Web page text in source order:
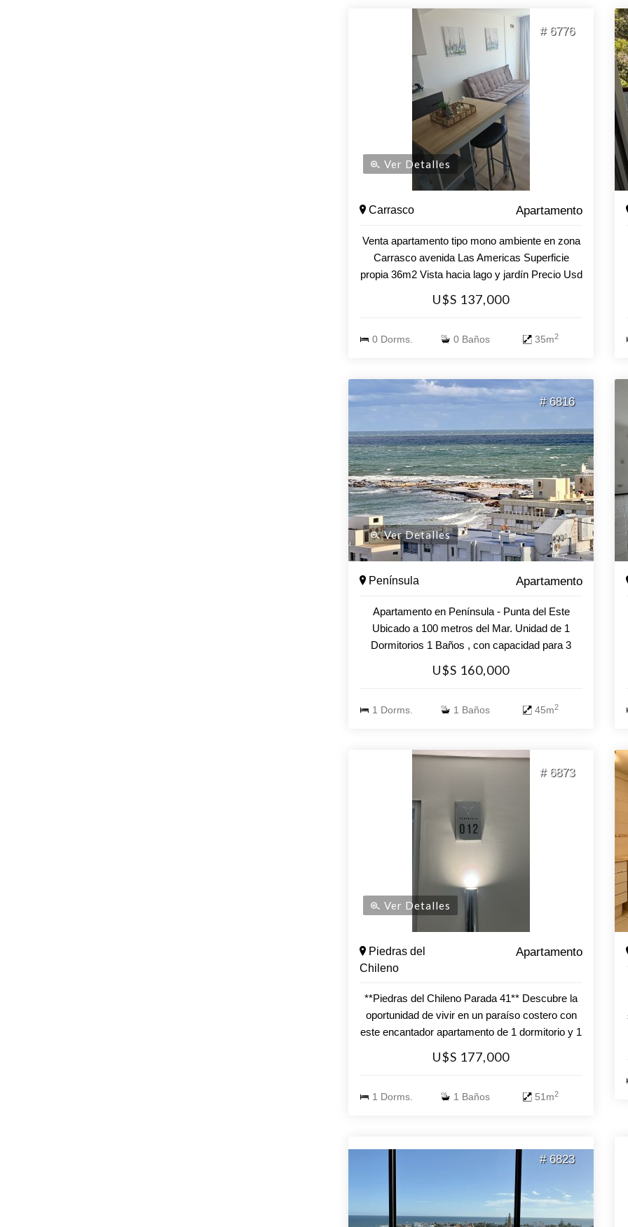
y luminosa, se convierte en el corazón del hogar,
ideal para compartir momentos inolvidables con
familiares y amigos. No dejes pasar la
oportunidad de hacer de este apartamento tu
nuevo hogar. Para más información, no dudes
en consultar con nuestros asesores, quienes
estarán encantados de ayudarte a dar el
siguiente paso
# 6776
Ver Detalles
Carrasco Apartamento
Venta apartamento tipo mono ambiente en zona
Carrasco avenida Las Americas Superficie
propia 36m2 Vista hacia lago y jardín Precio Usd
U$S 137,000
0 Dorms. 0 Baños 35m2
# 6816
Ver Detalles
Península Apartamento
Apartamento en Península - Punta del Este
Ubicado a 100 metros del Mar. Unidad de 1
Dormitorios 1 Baños , con capacidad para 3
personas , 2 camas Cocina : Definida, Living
Comedor , Servicio de Mucamas ,Piscina
Superficie Propia : 0 m2 Consulte con nuestros
U$S 160,000
1 Dorms. 1 Baños 45m2
# 6873
Ver Detalles
Piedras del
Chileno
Apartamento
**Piedras del Chileno Parada 41** Descubre la
oportunidad de vivir en un paraíso costero con
este encantador apartamento de 1 dormitorio y 1
baño, ubicado en la codiciada zona de Piedras
del Chileno, Punta del Este. Este espacio no
posibilidad de disfrutar de impresionantes vistas
para preparar tus platos favoritos mientras
contemplas el horizonte. Su diseño acogedor y
luminoso te permitirá disfrutar de cada rincón,
convirtiéndolo en el lugar perfecto para relajarte
después de un día en la playa. Imagina
U$S 177,000
1 Dorms. 1 Baños 51m2
# 6823